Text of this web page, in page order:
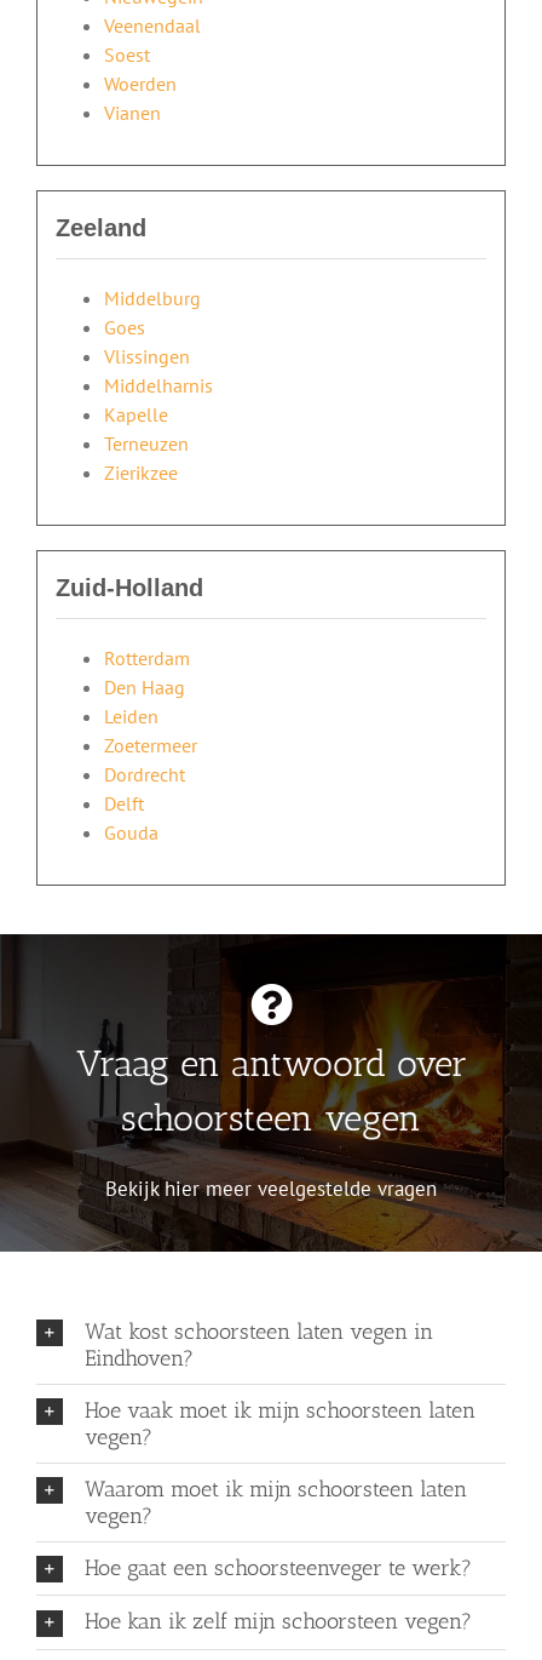
Veenendaal
Soest
Woerden
Vianen
Zeeland
Middelburg
Goes
Vlissingen
Middelharnis
Kapelle
Terneuzen
Zierikzee
Zuid-Holland
Rotterdam
Den Haag
Leiden
Zoetermeer
Dordrecht
Delft
Gouda
Vraag en antwoord over
schoorsteen vegen
Bekijk hier meer veelgestelde vragen
Wat kost schoorsteen laten vegen in
Eindhoven?
Hoe vaak moet ik mijn schoorsteen laten
vegen?
Waarom moet ik mijn schoorsteen laten
vegen?
Hoe gaat een schoorsteenveger te werk?
Hoe kan ik zelf mijn schoorsteen vegen?